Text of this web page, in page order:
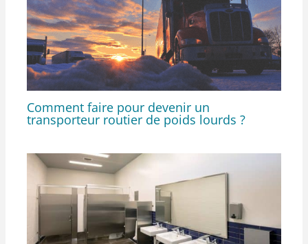
Comment faire pour devenir un
transporteur routier de poids lourds ?